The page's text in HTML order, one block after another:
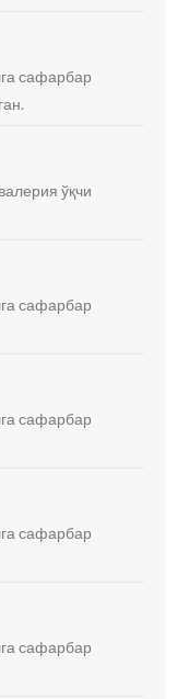
сафарбар
ўқчи
сафарбар
сафарбар
сафарбар
сафарбар